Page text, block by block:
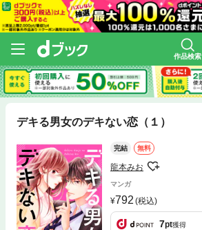
作品検索
デキる男女のデキない恋（１）
完結 無料
龍本みお
マンガ
792 (税込)
7pt獲得